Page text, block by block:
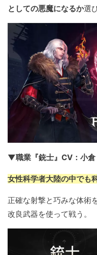
としての悪魔になるか選
▼職業『銃士』CV：小倉
女性科学者大陸の中でも
正確な射撃と巧みな体術
改良武器を使って戦う。